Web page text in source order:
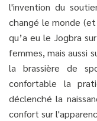
l'invention du
changé le monde
qu’a eu le Jogbra
femmes, mais aussi
la brassière de
confortable la
déclenché la
confort sur